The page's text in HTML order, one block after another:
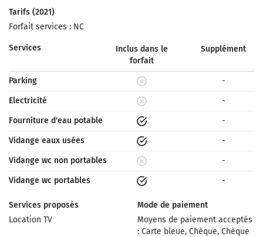
Tarifs (2021)
Forfait services : NC
Services
Inclus dans le
forfait
Supplément
Parking
-
Electricité
-
Fourniture d'eau potable
-
Vidange eaux usées
-
Vidange wc non portables
-
Vidange wc portables
-
Services proposés
Location TV
Mode de paiement
Moyens de paiement acceptés
: Carte bleue, Chèque, Chèque